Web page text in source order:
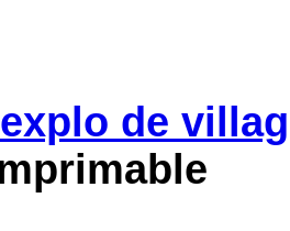
de